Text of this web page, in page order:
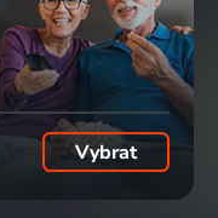
Vybrat